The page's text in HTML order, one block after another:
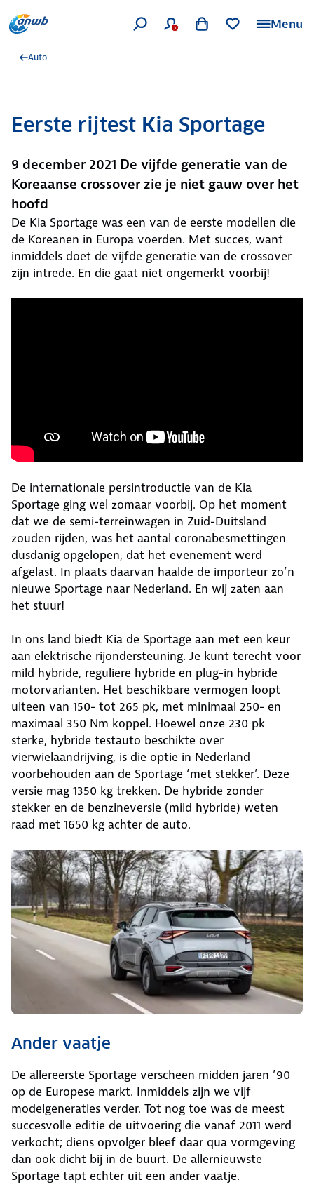
Menu
Auto
Eerste rijtest Kia Sportage
9 december 2021 De vijfde generatie van de
Koreaanse crossover zie je niet gauw over het
hoofd
De Kia Sportage was een van de eerste modellen die
de Koreanen in Europa voerden. Met succes, want
inmiddels doet de vijfde generatie van de crossover
zijn intrede. En die gaat niet ongemerkt voorbij!
De internationale persintroductie van de Kia
Sportage ging wel zomaar voorbij. Op het moment
dat we de semi-terreinwagen in Zuid-Duitsland
zouden rijden, was het aantal coronabesmettingen
dusdanig opgelopen, dat het evenement werd
afgelast. In plaats daarvan haalde de importeur zo’n
nieuwe Sportage naar Nederland. En wij zaten aan
het stuur!
In ons land biedt Kia de Sportage aan met een keur
aan elektrische rijondersteuning. Je kunt terecht voor
mild hybride, reguliere hybride en plug-in hybride
motorvarianten. Het beschikbare vermogen loopt
uiteen van 150- tot 265 pk, met minimaal 250- en
maximaal 350 Nm koppel. Hoewel onze 230 pk
sterke, hybride testauto beschikte over
vierwielaandrijving, is die optie in Nederland
voorbehouden aan de Sportage ‘met stekker’. Deze
versie mag 1350 kg trekken. De hybride zonder
stekker en de benzineversie (mild hybride) weten
raad met 1650 kg achter de auto.
Ander vaatje
De allereerste Sportage verscheen midden jaren ’90
op de Europese markt. Inmiddels zijn we vijf
modelgeneraties verder. Tot nog toe was de meest
succesvolle editie de uitvoering die vanaf 2011 werd
verkocht; diens opvolger bleef daar qua vormgeving
dan ook dicht bij in de buurt. De allernieuwste
Sportage tapt echter uit een ander vaatje.